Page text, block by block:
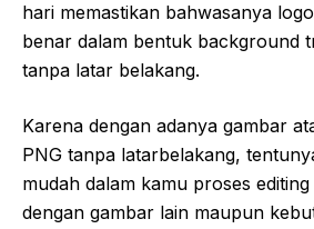
hari memastikan bahwasanya
benar dalam bentuk background
tanpa latar belakang.
Karena dengan adanya gambar
PNG tanpa latarbelakang,
mudah dalam kamu proses
dengan gambar lain maupun